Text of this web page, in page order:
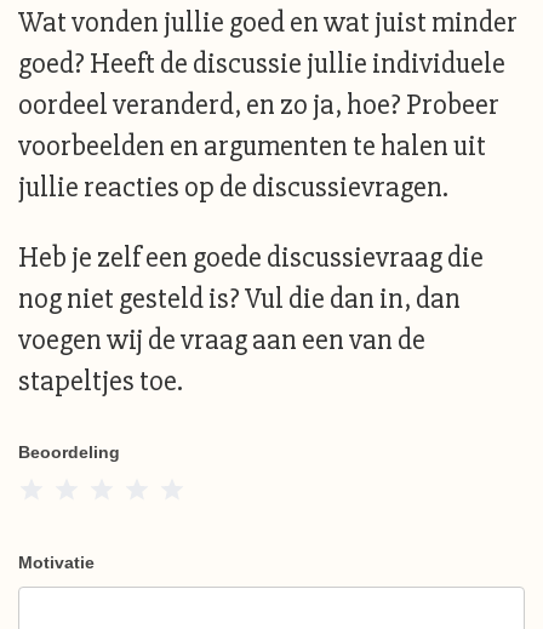
Wat vonden jullie goed en wat juist minder
goed? Heeft de discussie jullie individuele
oordeel veranderd, en zo ja, hoe? Probeer
voorbeelden en argumenten te halen uit
jullie reacties op de discussievragen.
Heb je zelf een goede discussievraag die
nog niet gesteld is? Vul die dan in, dan
voegen wij de vraag aan een van de
stapeltjes toe.
Beoordeling
Motivatie